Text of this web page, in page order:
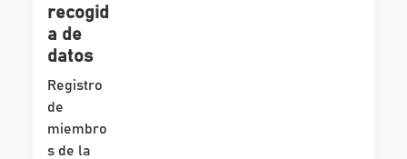
recogid
a de
datos
Registro
de
miembro
s de la